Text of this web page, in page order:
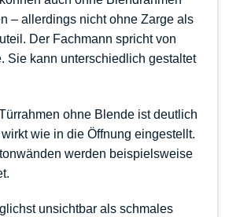
– allerdings nicht ohne Zarge als
Der Fachmann spricht von
Sie kann unterschiedlich gestaltet
ohne Blende ist deutlich
wie in die Öffnung eingestellt.
werden beispielsweise
unsichtbar als schmales